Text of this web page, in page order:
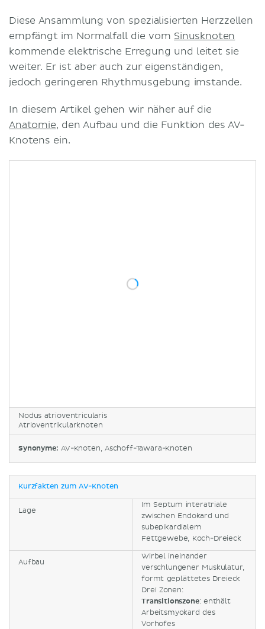
Nodus atrioventricularis
Atrioventrikularknoten
Synonyme: AV-Knoten, Aschoff-Tawara-Knoten
Diese Ansammlung von spezialisierten Herzzellen
empfängt im Normalfall die vom Sinusknoten
kommende elektrische Erregung und leitet sie
weiter. Er ist aber auch zur eigenständigen,
jedoch geringeren Rhythmusgebung imstande.
In diesem Artikel gehen wir näher auf die
Anatomie, den Aufbau und die Funktion des AV-
Knotens ein.
Kurzfakten zum AV-Knoten
Lage
Im Septum interatriale
zwischen Endokard und
subepikardialem
Fettgewebe, Koch-Dreieck
Aufbau
Wirbel ineinander
verschlungener Muskulatur,
formt geplättetes Dreieck
Drei Zonen:
Transitionszone: enthält
Arbeitsmyokard des
Vorhofes